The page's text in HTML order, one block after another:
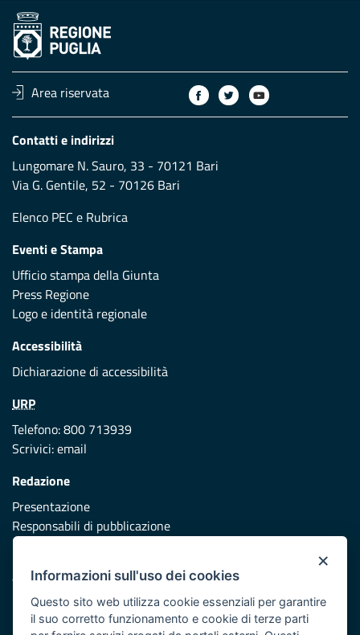
Area riservata
Contatti e indirizzi
Lungomare N. Sauro, 33 - 70121 Bari
Via G. Gentile, 52 - 70126 Bari
Elenco PEC e Rubrica
Eventi e Stampa
Ufficio stampa della Giunta
Press Regione
Logo e identità regionale
Accessibilità
Dichiarazione di accessibilità
URP
Telefono: 800 713939
Scrivici:email
Redazione
Presentazione
Responsabili di pubblicazione
Vai al sito di Protezione Civile Puglia
Iniziativa finanziata con risorse del POR Puglia 2014/2020 -
×
Informazioni sull'uso dei cookies
Questo sito web utilizza cookie essenziali per garantire
il suo corretto funzionamento e cookie di terze parti